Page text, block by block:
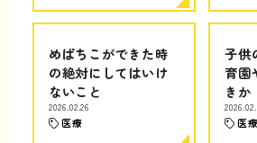
めばちこができた時
の絶対にしてはいけ
ないこと
2026.02.26
医療
子供
育園
きか
医療